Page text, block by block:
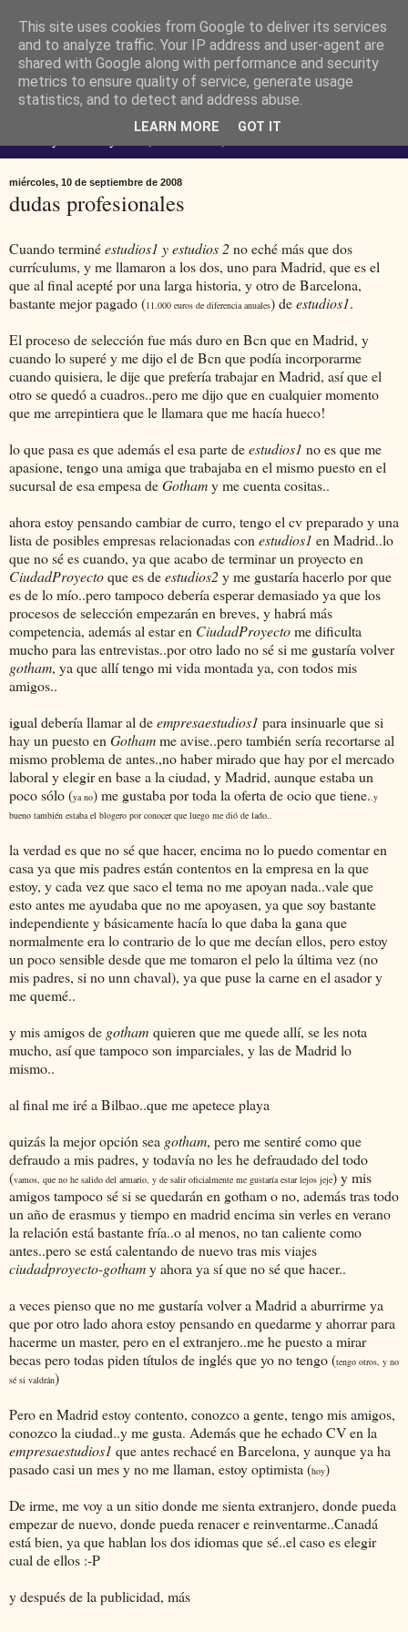
Ferendus K. Resimler -
personal
miércoles, 10 de septiembre de 2008
dudas profesionales
Cuando terminéestudios1 y estudios 2 no eché más que dos
currículums, y me llamaron a los dos, uno para Madrid, que es el
que al final acepté por una larga historia, y otro de Barcelona,
bastante mejor pagado (11.000 euros de diferencia anuales) deestudios1.
El proceso de selección fue más duro en Bcn que en Madrid, y
cuando lo superé y me dijo el de Bcn que podía incorporarme
cuando quisiera, le dije que prefería trabajar en Madrid, así que el
otro se quedó a cuadros..pero me dijo que en cualquier momento
que me arrepintiera que le llamara que me hacía hueco!
lo que pasa es que además el esa parte deestudios1 no es que me
apasione, tengo una amiga que trabajaba en el mismo puesto en el
sucursal de esa empesa deGothamy me cuenta cositas..
ahora estoy pensando cambiar de curro, tengo el cv preparado y una
lista de posibles empresas relacionadas con estudios1 en Madrid..lo
que no sé es cuando, ya que acabo de terminar un proyecto en
CiudadProyectoque es deestudios2 y me gustaría hacerlo por que
es de lo mío..pero tampoco debería esperar demasiado ya que los
procesos de selección empezarán en breves, y habrá más
competencia, además al estar en CiudadProyectome dificulta
mucho para las entrevistas..por otro lado no sé si me gustaría volver
gotham, ya que allí tengo mi vida montada ya, con todos mis
amigos..
igual debería llamar al deempresaestudios1 para insinuarle que si
hay un puesto en Gothamme avise..pero también sería recortarse al
mismo problema de antes.,no haber mirado que hay por el mercado
laboral y elegir en base a la ciudad, y Madrid, aunque estaba un
poco sólo (ya no) me gustaba por toda la oferta de ocio que tiene. .y
bueno también estaba el blogero por conocer que luego me dió de lado..
la verdad es que no sé que hacer, encima no lo puedo comentar en
casa ya que mis padres están contentos en la empresa en la que
estoy, y cada vez que saco el tema no me apoyan nada..vale que
esto antes me ayudaba que no me apoyasen, ya que soy bastante
independiente y básicamente hacía lo que daba la gana que
normalmente era lo contrario de lo que me decían ellos, pero estoy
un poco sensible desde que me tomaron el pelo la última vez (no
mis padres, si no unn chaval), ya que puse la carne en el asador y
me quemé..
y mis amigos de gotham quieren que me quede allí, se les nota
mucho, así que tampoco son imparciales, y las de Madrid lo
mismo..
al final me iré a Bilbao..que me apetece playa
quizás la mejor opción sea gotham, pero me sentiré como que
defraudo a mis padres, y todavía no les he defraudado del todo
(vamos, que no he salido del armario, y de salir oficialmente me gustaría estar lejos jeje) y mis
amigos tampoco sé si se quedarán en gotham o no, además tras todo
un año de erasmus y tiempo en madrid encima sin verles en verano
la relación está bastante fría..o al menos, no tan caliente como
antes..pero se está calentando de nuevo tras mis viajes
ciudadproyecto-gothamy ahora ya sí que no sé que hacer..
a veces pienso que no me gustaría volver a Madrid a aburrirme ya
que por otro lado ahora estoy pensando en quedarme y ahorrar para
hacerme un master, pero en el extranjero..me he puesto a mirar
becas pero todas piden títulos de inglés que yo no tengo (tengo otros, y no
sé si valdrán)
Pero en Madrid estoy contento, conozco a gente, tengo mis amigos,
conozco la ciudad..y me gusta. Además que he echado CV en la
empresaestudios1 que antes rechacé en Barcelona, y aunque ya ha
pasado casi un mes y no me llaman, estoy optimista (hoy)
De irme, me voy a un sitio donde me sienta extranjero, donde pueda
empezar de nuevo, donde pueda renacer e reinventarme..Canadá
está bien, ya que hablan los dos idiomas que sé..el caso es elegir
cual de ellos :-P
y después de la publicidad, más
This site uses cookies from Google to deliver its services
and to analyze traffic. Your IP address and user-agent are
shared with Google along with performance and security
metrics to ensure quality of service, generate usage
statistics, and to detect and address abuse.
LEARN MORE GOT IT